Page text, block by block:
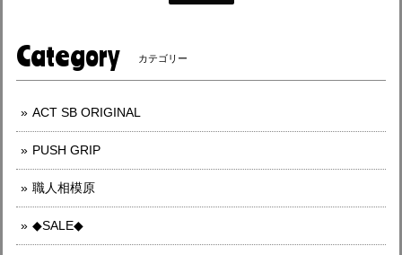
Category カテゴリー
ACT SB ORIGINAL
PUSH GRIP
職人相模原
◆SALE◆